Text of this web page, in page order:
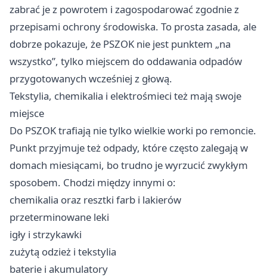
zabrać je z powrotem i zagospodarować zgodnie z
przepisami ochrony środowiska. To prosta zasada, ale
dobrze pokazuje, że PSZOK nie jest punktem „na
wszystko”, tylko miejscem do oddawania odpadów
przygotowanych wcześniej z głową.
Tekstylia, chemikalia i elektrośmieci też mają swoje
miejsce
Do PSZOK trafiają nie tylko wielkie worki po remoncie.
Punkt przyjmuje też odpady, które często zalegają w
domach miesiącami, bo trudno je wyrzucić zwykłym
sposobem. Chodzi między innymi o:
chemikalia oraz resztki farb i lakierów
przeterminowane leki
igły i strzykawki
zużytą odzież i tekstylia
baterie i akumulatory